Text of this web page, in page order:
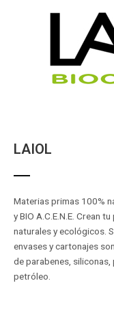
LAIOL
Materias primas 100%
y BIO A.C.E.N.E. Crean
naturales y ecológicos.
envases y cartonajes
de parabenes,
petróleo.